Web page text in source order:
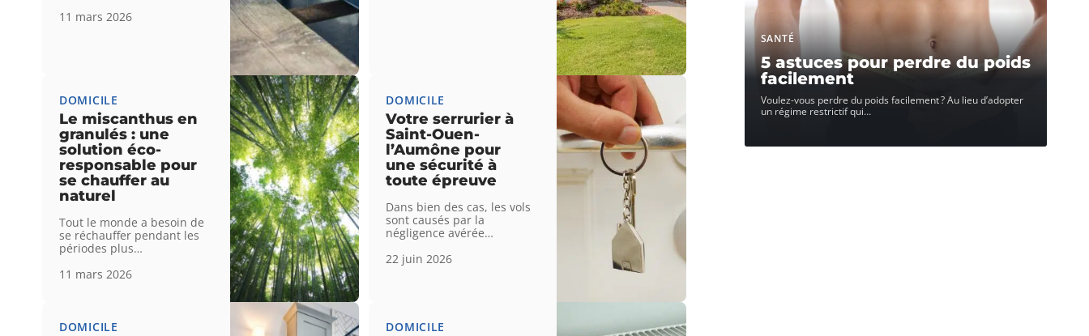
11 mars 2026
DOMICILE
Le miscanthus en
granulés : une
solution éco-
responsable pour
se chauffer au
naturel
Tout le monde a besoin de
se réchauffer pendant les
périodes plus…
11 mars 2026
DOMICILE
Votre serrurier à
Saint-Ouen-
l’Aumône pour
une sécurité à
toute épreuve
Dans bien des cas, les vols
sont causés par la
négligence avérée…
22 juin 2026
DOMICILE DOMICILE
SANTÉ
5 astuces pour perdre du poids
facilement
Voulez-vous perdre du poids facilement ? Au lieu d’adopter
un régime restrictif qui…